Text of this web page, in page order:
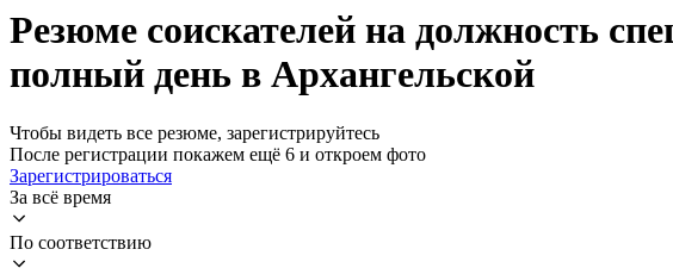
Резюме соискателей на должность
полный день в Архангельской
Чтобы видеть все резюме, зарегистрируйтесь
После регистрации покажем ещё 6 и откроем фото
Зарегистрироваться
За всё время
По соответствию